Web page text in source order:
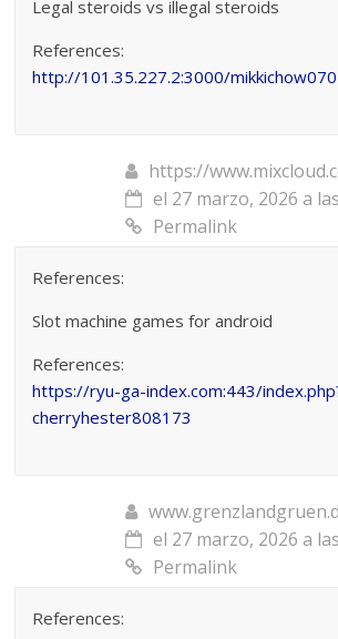
Legal steroids vs illegal steroids
References:
http://101.35.227.2:3000/
https://
el 27 marzo, 2026 a
Permalink
References:
Slot machine games for android
References:
https://ryu-ga-index.com:443/
cherryhester808173
el 27 marzo, 2026 a
Permalink
References: